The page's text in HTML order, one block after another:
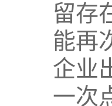
留存
能再
企业
一次